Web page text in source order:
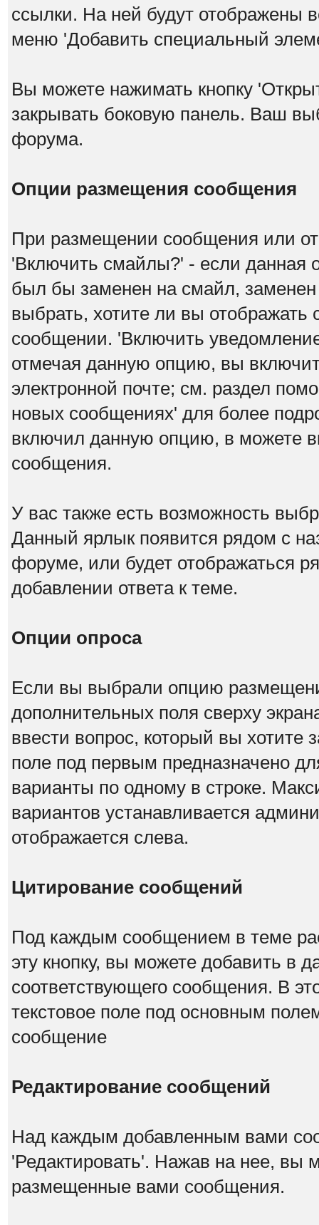
ссылки. На ней будут отображены
меню 'Добавить специальный
Вы можете нажимать кнопку
закрывать боковую панель. Ваш
форума.
Опции размещения сообщения
При размещении сообщения или
'Включить смайлы?' - если данная
был бы заменен на смайл, заменен
выбрать, хотите ли вы
сообщении. 'Включить
отмечая данную опцию, вы
электронной почте; см. раздел
новых сообщениях' для более
включил данную опцию, в можете
сообщения.
У вас также есть возможность
Данный ярлык появится рядом с
форуме, или будет отображаться
добавлении ответа к теме.
Опции опроса
Если вы выбрали опцию
дополнительных поля сверху
ввести вопрос, который вы хотите
поле под первым предназначено
варианты по одному в строке.
вариантов устанавливается
отображается слева.
Цитирование сообщений
Под каждым сообщением в теме
эту кнопку, вы можете добавить в
соответствующего сообщения. В
текстовое поле под основным
сообщение
Редактирование сообщений
Над каждым добавленным вами
'Редактировать'. Нажав на нее, вы
размещенные вами сообщения.